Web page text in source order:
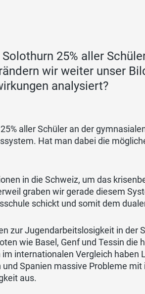
25% aller
wir weiter unser
analysiert?
aller Schüler an der
Hat man dabei die
in die Schweiz, um das
graben wir gerade diesem
schickt und somit dem
zur Jugendarbeitslosigkeit in der
wie Basel, Genf und Tessin die
internationalen Vergleich haben
Spanien massive Probleme
aus.